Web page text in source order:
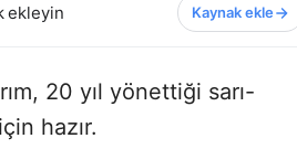
ekleyin Kaynak ekle
20 yıl yönettiği sarı-
hazır.